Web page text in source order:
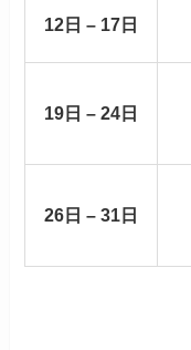
12日 – 17日
19日 – 24日
26日 – 31日